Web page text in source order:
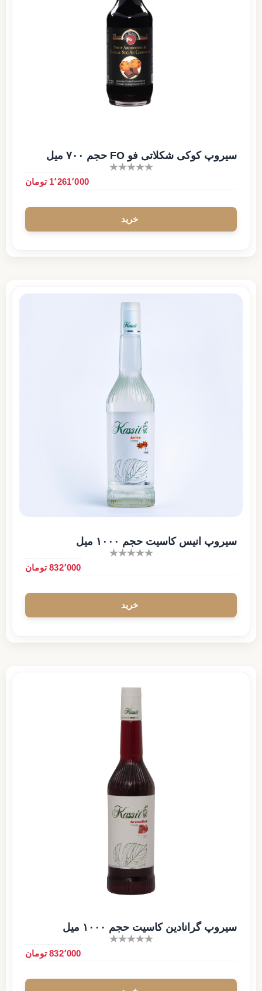
سیروپ کوکی شکلاتی فو FO حجم ۷۰۰ میل
1٬261٬000 تومان
سیروپ انیس کاسیت حجم ۱۰۰۰ میل
832٬000 تومان
سیروپ گرانادین کاسیت حجم ۱۰۰۰ میل
832٬000 تومان